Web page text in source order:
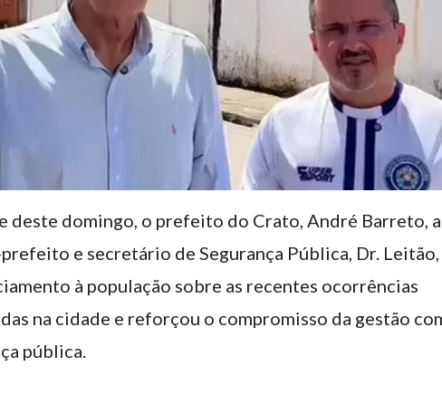
deste domingo, o prefeito do Crato, André Barreto,
e secretário de Segurança Pública, Dr. Leitão,
à população sobre as recentes ocorrências
na cidade e reforçou o compromisso da gestão
pública.